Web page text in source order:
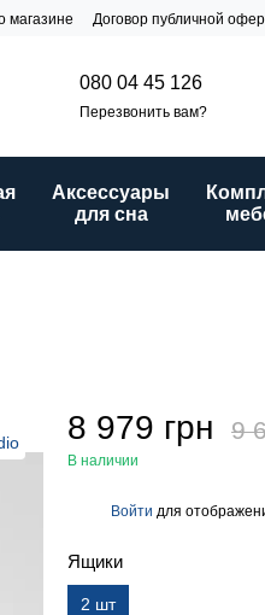
магазине Договор публичной
080 04 45 126
Перезвонить вам?
Аксессуары
для сна
8 979 грн 9
В наличии
Войти для
Ящики
2 шт